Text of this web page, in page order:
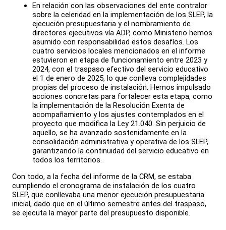
En relación con las observaciones del ente contralor
sobre la celeridad en la implementación de los SLEP, la
ejecución presupuestaria y el nombramiento de
directores ejecutivos vía ADP, como Ministerio hemos
asumido con responsabilidad estos desafíos. Los
cuatro servicios locales mencionados en el informe
estuvieron en etapa de funcionamiento entre 2023 y
2024, con el traspaso efectivo del servicio educativo
el 1 de enero de 2025, lo que conlleva complejidades
propias del proceso de instalación. Hemos impulsado
acciones concretas para fortalecer esta etapa, como
la implementación de la Resolución Exenta de
acompañamiento y los ajustes contemplados en el
proyecto que modifica la Ley 21.040. Sin perjuicio de
aquello, se ha avanzado sostenidamente en la
consolidación administrativa y operativa de los SLEP,
garantizando la continuidad del servicio educativo en
todos los territorios.
Con todo, a la fecha del informe de la CRM, se estaba
cumpliendo el cronograma de instalación de los cuatro
SLEP, que conllevaba una menor ejecución presupuestaria
inicial, dado que en el último semestre antes del traspaso,
se ejecuta la mayor parte del presupuesto disponible.